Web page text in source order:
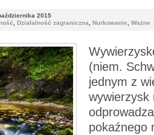
2015
, Działalność zagraniczna, Nurkowanie, Ważne
(niem.
jednym z
wywierzysk
pokaźnego